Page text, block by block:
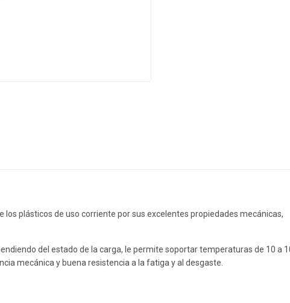
plásticos de uso corriente por sus excelentes propiedades mecánicas,
del estado de la carga, le permite soportar temperaturas de 10 a
mecánica y buena resistencia a la fatiga y al desgaste.